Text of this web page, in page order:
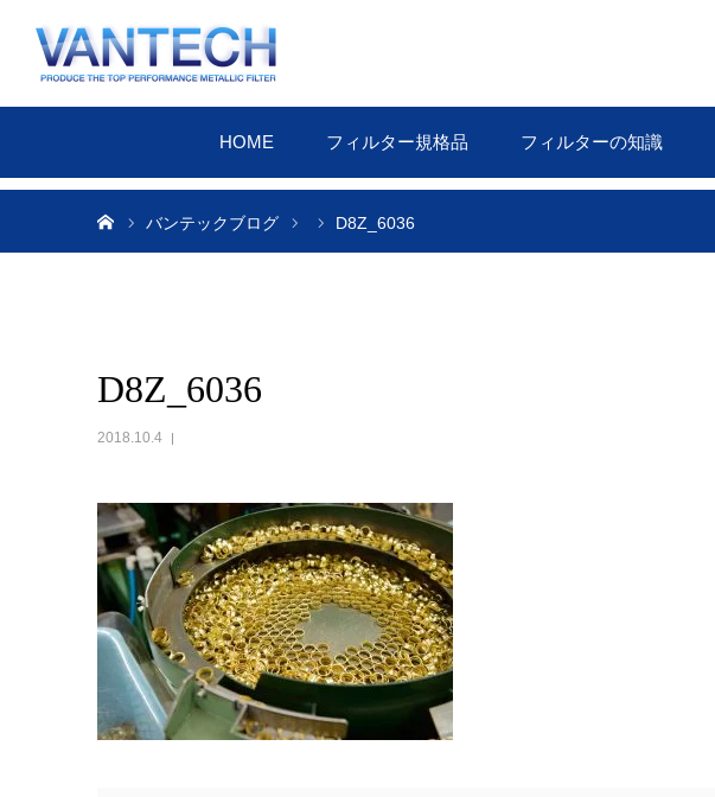
HOME フィルター規格品 フィルターの知識
バンテックブログ D8Z_6036
D8Z_6036
2018.10.4